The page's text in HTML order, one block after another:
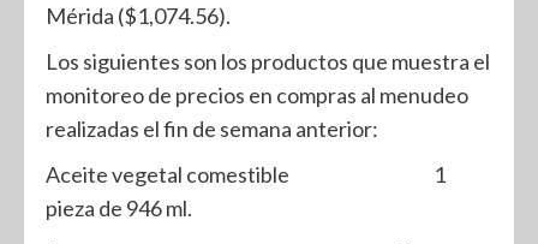
Mérida ($1,074.56).
Los siguientes son los productos que muestra el
monitoreo de precios en compras al menudeo
realizadas el fin de semana anterior:
Aceite vegetal comestible 1
pieza de 946 ml.